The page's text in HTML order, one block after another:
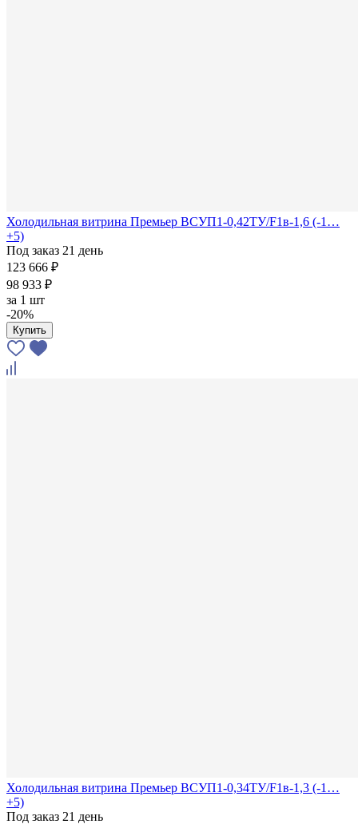
Холодильная витрина Премьер ВСУП1-0,42ТУ/F1в-1,6 (-1…
+5)
Под заказ 21 день
123 666 ₽
98 933 ₽
за 1 шт
-20%
Купить
Холодильная витрина Премьер ВСУП1-0,34ТУ/F1в-1,3 (-1…
+5)
Под заказ 21 день